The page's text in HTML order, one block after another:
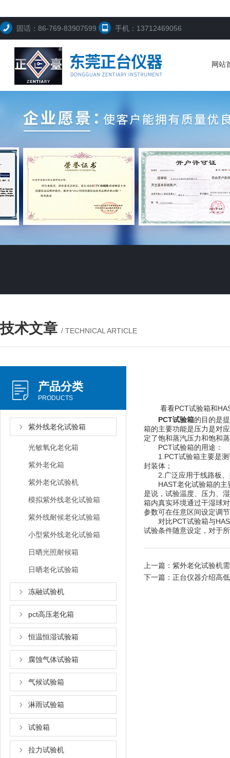
固话：86-769-83907599 手机：13712469056
网站
技术文章 / TECHNICAL ARTICLE
产品分类
PRODUCTS
紫外线老化试验箱
光敏氧化老化箱
紫外老化箱
紫外老化试验机
模拟紫外线老化试验箱
紫外线耐候老化试验箱
小型紫外线老化试验箱
日晒光照耐候箱
日晒老化试验箱
冻融试验机
pct高压老化箱
恒温恒湿试验箱
腐蚀气体试验箱
气候试验箱
淋雨试验箱
试验箱
拉力试验机
看看PCT试验箱和
PCT试验箱的目的是
箱的主要功能是压力是对
定了饱和蒸汽压力和饱和
PCT试验箱的用途：
1.PCT试验箱主要是测
封装体；
2.广泛应用于线路板、
HAST老化试验箱的主要
是说，试验温度、压力、
箱内真实环境通过干湿球
参数可在任意区间设定调
对比PCT试验箱与HAST
试验条件随意设定，对于
上一篇： 紫外老化试验机
下一篇： 正台仪器介绍高